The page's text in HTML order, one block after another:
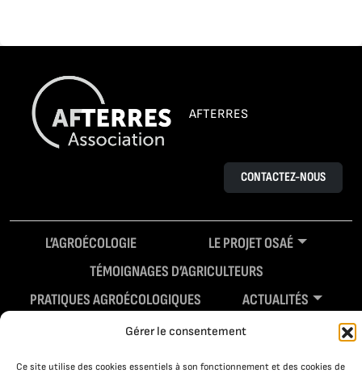
Gérer le consentement
Ce site utilise des cookies essentiels à son fonctionnement et des cookies de
AFTERRES
CONTACTEZ-NOUS
L’AGROÉCOLOGIE
LE PROJET OSAÉ
TÉMOIGNAGES D’AGRICULTEURS
PRATIQUES AGROÉCOLOGIQUES
ACTUALITÉS
RESSOURCES